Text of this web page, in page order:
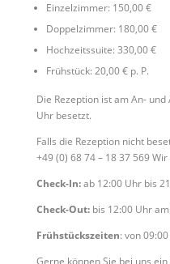
Einzelzimmer: 150,00 €
Doppelzimmer: 180,00 €
Hochzeitssuite: 330,00 €
Frühstück: 20,00 € p. P.
Die Rezeption ist am An-
Uhr besetzt.
Falls die Rezeption nicht
+49 (0) 68 74 – 18 37 569
Check-In:ab 12:00 Uhr bis
Check-Out:bis 12:00 Uhr
Frühstückszeiten: von
Gerne können Sie bei uns